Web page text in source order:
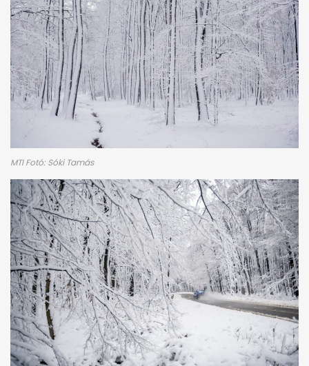
MTI Fotó: Sóki Tamás